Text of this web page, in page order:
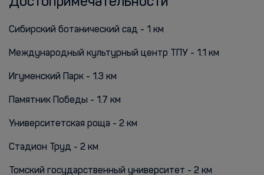
Сибирский ботанический сад - 1 км
Международный культурный центр ТПУ - 1.1 км
Игуменский Парк - 1.3 км
Памятник Победы - 1.7 км
Университетская роща - 2 км
Стадион Труд - 2 км
Томский государственный университет - 2 км